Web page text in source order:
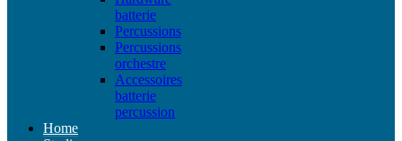
batterie
Percussions
Percussions
orchestre
Accessoires
batterie
percussion
Home